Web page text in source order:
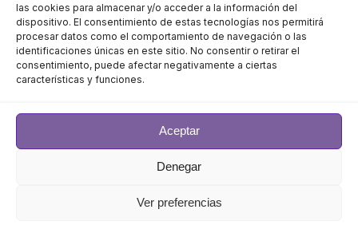
las cookies para almacenar y/o acceder a la información del
dispositivo. El consentimiento de estas tecnologías nos permitirá
procesar datos como el comportamiento de navegación o las
identificaciones únicas en este sitio. No consentir o retirar el
consentimiento, puede afectar negativamente a ciertas
características y funciones.
Aceptar
Denegar
Ver preferencias
Nuevamente, esto estará fuertemente influenciado por
los propósitos a los que se destinarán las imágenes de
vigilancia. Si tiene requisitos a largo plazo del material
de archivo, no es bueno si el material de archivo se ha
retención más largo naturalmente requerirá más
varios niveles para maximizar la disponibilidad de su